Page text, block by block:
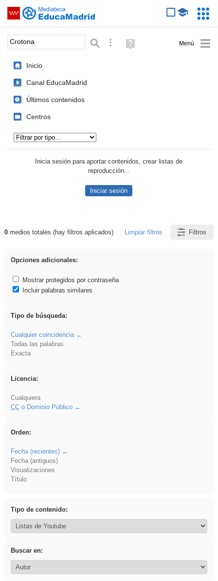
Saltar navegación
Palabra o frase: Búsqueda avanzada
Ayuda
(en
Inicio
Canal EducaMadrid
Últimos contenidos
Centros
Inicia sesión para aportar contenidos, crear listas de
reproducción...
Iniciar sesión
Resultados de: Crotona
0medios totales (hay filtros aplicados) Limpiar filtros Filtros
Opciones adicionales:
Mostrar protegidos por contraseña
Incluir palabras similares
Tipo de búsqueda:
Cualquier coincidencia
Todas las palabras
Exacta
Licencia:
Cualquiera
CCo Dominio Público
Orden:
Fecha (recientes)
Fecha (antiguos)
Visualizaciones
Título
Tipo de contenido:
Buscar en: